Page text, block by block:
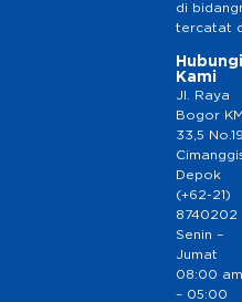
di
tercatat
Hubungi
Kami
Jl. Raya
Bogor KM
33,5 No.19
Depok
(+62-21)
8740202
Senin –
Jumat
08:00 am
– 05:00